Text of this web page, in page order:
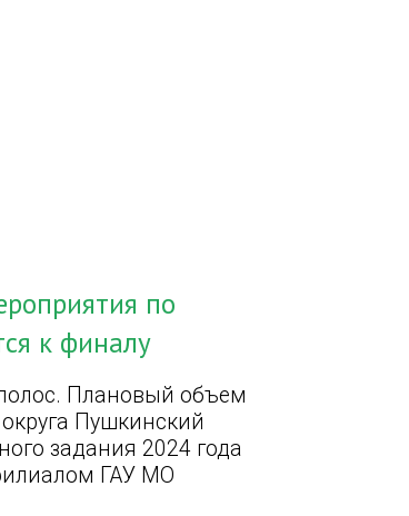
по
к финалу
Плановый объем
Пушкинский
задания 2024 года
ГАУ МО